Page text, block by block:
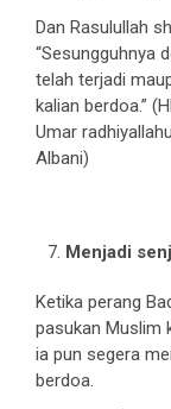
Dan Rasulullah
“Sesungguhnya
telah terjadi
kalian berdoa.”
Umar
Albani)
Menjadi
Ketika perang
pasukan Muslim
ia pun segera
berdoa.